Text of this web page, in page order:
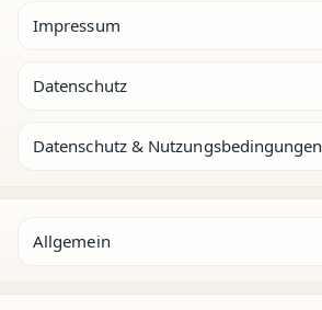
Impressum
Datenschutz
Datenschutz & Nutzungsbedingungen
Allgemein